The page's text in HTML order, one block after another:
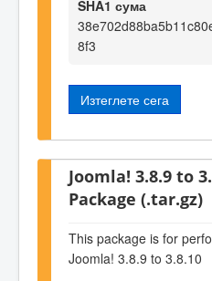
SHA1 сума
8f3
Изтеглете сега
Joomla! 3.8.9 to
Package (.tar.gz)
This package is for
Joomla! 3.8.9 to 3.8.10